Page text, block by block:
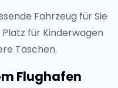
Fahrzeug für Sie
für Kinderwagen
Taschen.
Flughafen